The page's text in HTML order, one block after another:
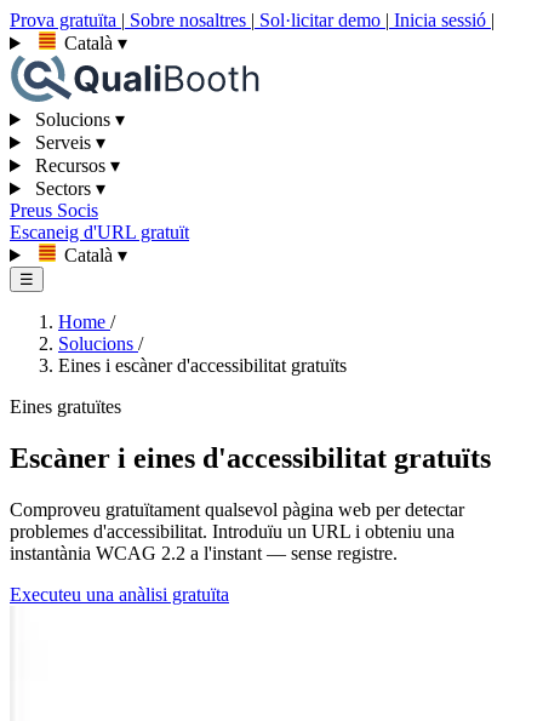
Prova gratuïta | Sobre nosaltres | Sol·licitar demo | Inicia sessió |
Català ▾
Solucions ▾
Serveis ▾
Recursos ▾
Sectors ▾
Preus Socis
Escaneig d'URL gratuït
Català ▾
☰
Home /
Solucions /
Eines i escàner d'accessibilitat gratuïts
Eines gratuïtes
Escàner i eines d'accessibilitat gratuïts
Comproveu gratuïtament qualsevol pàgina web per detectar
problemes d'accessibilitat. Introduïu un URL i obteniu una
instantània WCAG 2.2 a l'instant — sense registre.
Executeu una anàlisi gratuïta